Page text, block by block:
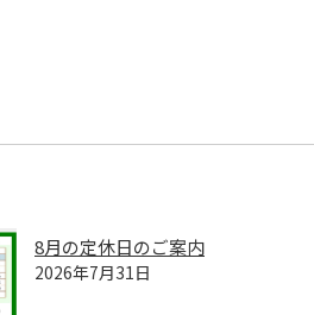
8月の定休日のご案内
2026年7月31日